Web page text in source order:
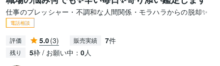
仕事のプレッシャー・不調和な人間関係・モラハラからの脱却✨
電話相談
評価 5.0(3) 販売実績 7件
残り 5枠 / お願い中： 0人